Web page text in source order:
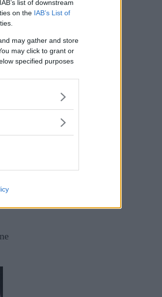
list of downstream
on the IAB’s List of
may gather and store
may click to grant or
specified purposes